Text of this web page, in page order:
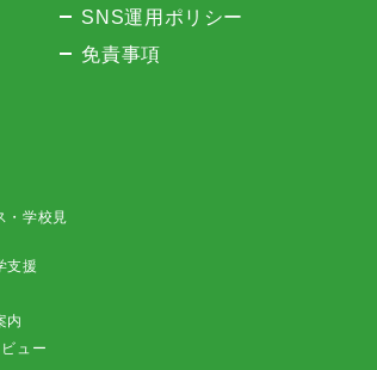
・学校見
支援
内
ュー
SNS運用ポリシー
免責事項